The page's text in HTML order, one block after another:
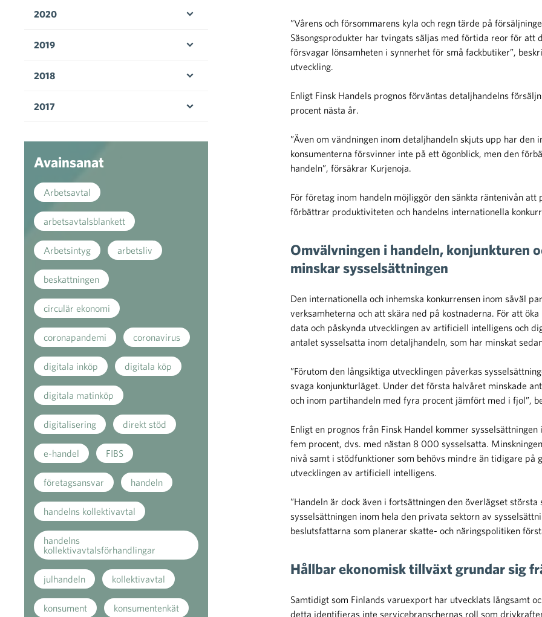
”Vårens och försommarens kyla och regn tärde på
Säsongsprodukter har tvingats säljas med förtida reor för att
försvagar lönsamheten i synnerhet för små fackbutiker”,
utveckling.
Enligt Finsk Handels prognos förväntas detaljhandelns
procent nästa år.
”Även om vändningen inom detaljhandeln skjuts upp har
konsumenterna försvinner inte på ett ögonblick, men den
handeln”, försäkrar Kurjenoja.
För företag inom handeln möjliggör den sänkta räntenivån
förbättrar produktiviteten och handelns internationella
Omvälvningen i handeln, konjunkturen
minskar sysselsättningen
Den internationella och inhemska konkurrensen inom såväl
verksamheterna och att skära ned på kostnaderna. För att
data och påskynda utvecklingen av artificiell intelligens och
antalet sysselsatta inom detaljhandeln, som har minskat
”Förutom den långsiktiga utvecklingen påverkas
svaga konjunkturläget. Under det första halvåret minskade
och inom partihandeln med fyra procent jämfört med i fjol”,
Enligt en prognos från Finsk Handel kommer
fem procent, dvs. med nästan 8 000 sysselsatta.
nivå samt i stödfunktioner som behövs mindre än tidigare
utvecklingen av artificiell intelligens.
”Handeln är dock även i fortsättningen den överlägset
sysselsättningen inom hela den privata sektorn av
beslutsfattarna som planerar skatte- och näringspolitiken
Hållbar ekonomisk tillväxt grundar sig
Samtidigt som Finlands varuexport har utvecklats långsamt
detta identifieras inte servicebranschernas roll som
2020
2019
2018
2017
Avainsanat
Arbetsavtal
arbetsavtalsblankett
Arbetsintyg arbetsliv
beskattningen
circulär ekonomi
coronapandemi coronavirus
digitala inköp digitala köp
digitala matinköp
digitalisering direkt stöd
e-handel FIBS
företagsansvar handeln
handelns kollektivavtal
handelns
kollektivavtalsförhandlingar
julhandeln kollektivavtal
konsument konsumentenkät